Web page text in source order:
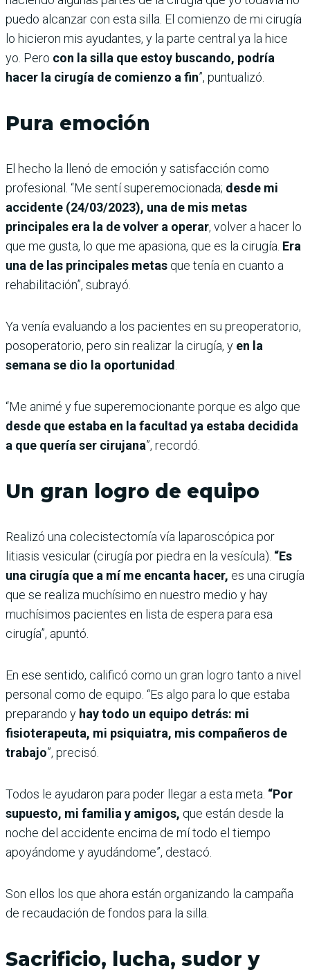
puedo alcanzar con esta silla. El comienzo de mi cirugía
lo hicieron mis ayudantes, y la parte central ya la hice
yo. Pero con la silla que estoy buscando, podría
hacer la cirugía de comienzo a fin”, puntualizó.
Pura emoción
El hecho la llenó de emoción y satisfacción como
profesional. “Me sentí superemocionada; desde mi
accidente (24/03/2023), una de mis metas
principales era la de volver a operar, volver a hacer lo
que me gusta, lo que me apasiona, que es la cirugía. Era
una de las principales metas que tenía en cuanto a
rehabilitación”, subrayó.
Ya venía evaluando a los pacientes en su preoperatorio,
posoperatorio, pero sin realizar la cirugía, y en la
semana se dio la oportunidad
“Me animé y fue superemocionante porque es algo que
desde que estaba en la facultad ya estaba decidida
a que quería ser cirujana”, recordó.
Un gran logro de equipo
Realizó una colecistectomía vía laparoscópica por
litiasis vesicular (cirugía por piedra en la vesícula). “Es
una cirugía que a mí me encanta hacer, es una cirugía
que se realiza muchísimo en nuestro medio y hay
muchísimos pacientes en lista de espera para esa
cirugía”, apuntó.
En ese sentido, calificó como un gran logro tanto a nivel
personal como de equipo. “Es algo para lo que estaba
preparando y hay todo un equipo detrás: mi
fisioterapeuta, mi psiquiatra, mis compañeros de
trabajo”, precisó.
Todos le ayudaron para poder llegar a esta meta. “Por
supuesto, mi familia y amigos, que están desde la
noche del accidente encima de mí todo el tiempo
apoyándome y ayudándome”, destacó.
Son ellos los que ahora están organizando la campaña
de recaudación de fondos para la silla.
Sacrificio, lucha, sudor y